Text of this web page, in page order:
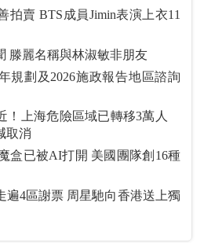
表演上衣11
合照握手破不和傳聞 滕麗名稱與林淑敏非朋友
規劃及2026施政報告地區諮詢
！上海危險區域已轉移3萬人
取消
打開 美國團隊創16種
星馳向香港送上獨